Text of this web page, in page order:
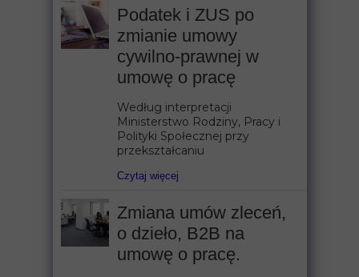
Podatek i ZUS po
zmianie umowy
cywilno-prawnej w
umowę o pracę
Według interpretacji
Ministerstwo Rodziny, Pracy i
Polityki Społecznej przy
przekształcaniu
Czytaj więcej
Zmiana umów zleceń,
o dzieło, B2B na
umowę o pracę.